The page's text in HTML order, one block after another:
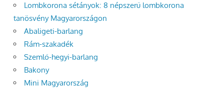
Lombkorona sétányok: 8 népszerű lombkorona
tanösvény Magyarországon
Abaligeti-barlang
Rám-szakadék
Szemlő-hegyi-barlang
Bakony
Mini Magyarország